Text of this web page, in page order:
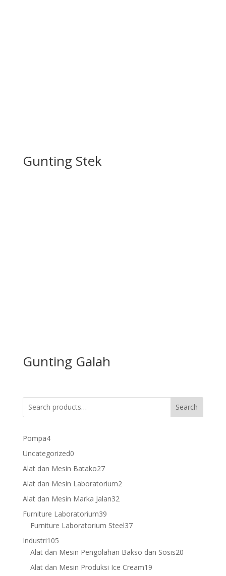
Gunting Stek
Gunting Galah
Search
Pompa44
products
Uncategorized00
products
Alat dan Mesin Batako2727
products
Alat dan Mesin Laboratorium22
Alat dan Mesin Marka Jalan3232
Furniture Laboratorium3939
products
Furniture Laboratorium Steel3737
Industri105105
products
Alat dan Mesin Pengolahan Bakso dan Sosis2020
Alat dan Mesin Produksi Ice Cream1919